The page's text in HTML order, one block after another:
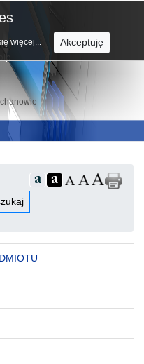
więcej... Akceptuję